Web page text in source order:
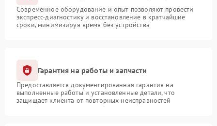
Современное оборудование и опыт позволяют провести
экспресс-диагностику и восстановление в кратчайшие
сроки, минимизируя время без устройства
Гарантия на работы и запчасти
Предоставляется документированная гарантия на
выполненные работы и установленные детали, что
защищает клиента от повторных неисправностей